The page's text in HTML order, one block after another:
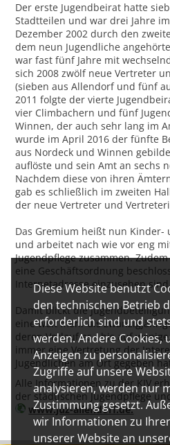
Diese Website benutzt
den technischen Betrieb
erforderlich sind und
werden. Andere Cookies,
Anzeigen zu
Zugriffe auf unsere
analysieren, werden nur
Zustimmung gesetzt.
wir Informationen zu
unserer Website an
Der erste Jugendbeirat hatte
Stadtteilen und war drei Jahre
Dezember 2002 durch den
dem neun Jugendliche
war fast fünf Jahre mit
sich 2008 zwölf neue Vertreter
(sieben aus Allendorf und fünf
2011 folgte der vierte
vier Climbachern und fünf
Winnen, der auch sehr lang im
wurde im April 2016 der fünfte
aus Nordeck und Winnen
auflöste und sein Amt an sechs
Nachdem diese von ihren
gab es schließlich im zweiten
der neue Vertreter und
Das Gremium heißt nun Kinder-
und arbeitet nach wie vor eng
Jugendpflege zusammen.
eine Geschäftsordnung
Internetadresse einzusehen
Damit blickt die
eine weit mehr als
deren Verlauf es - bis auf
immer eine Vertretung der
Jugendlichen am Ort gegeben
Alle Informationen zu der KJV
der städtischen Jugendpflege
www.juz-allendorf.de.